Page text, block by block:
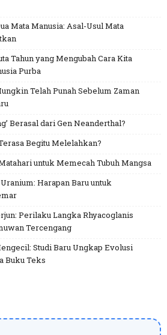
Mata Manusia: Asal-Usul Mata
Tahun yang Mengubah Cara Kita
Purba
Telah Punah Sebelum Zaman
Berasal dari Gen Neanderthal?
Begitu Melelahkan?
untuk Memecah Tubuh Mangsa
Harapan Baru untuk
Perilaku Langka Rhyacoglanis
Tercengang
Studi Baru Ungkap Evolusi
Buku Teks